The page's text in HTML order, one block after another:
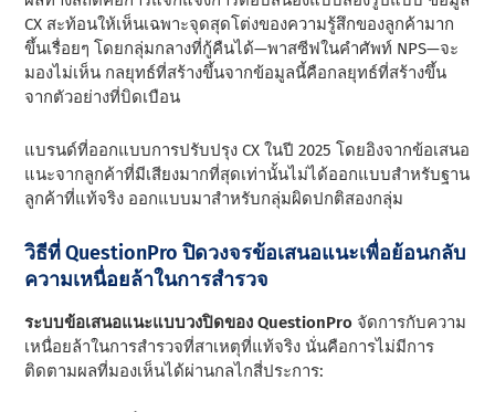
CX สะท้อนให้เห็นเฉพาะจุดสุดโต่งของความรู้สึกของลูกค้ามาก
ขึ้นเรื่อยๆ โดยกลุ่มกลางที่กู้คืนได้—พาสซีฟในคําศัพท์ NPS—จะ
มองไม่เห็น กลยุทธ์ที่สร้างขึ้นจากข้อมูลนี้คือกลยุทธ์ที่สร้างขึ้น
จากตัวอย่างที่บิดเบือน
แบรนด์ที่ออกแบบการปรับปรุง CX ในปี 2025 โดยอิงจากข้อเสนอ
แนะจากลูกค้าที่มีเสียงมากที่สุดเท่านั้นไม่ได้ออกแบบสําหรับฐาน
ลูกค้าที่แท้จริง ออกแบบมาสําหรับกลุ่มผิดปกติสองกลุ่ม
วิธีที่ QuestionPro ปิดวงจรข้อเสนอแนะเพื่อย้อนกลับ
ความเหนื่อยล้าในการสํารวจ
ระบบข้อเสนอแนะแบบวงปิดของ QuestionPro จัดการกับความ
เหนื่อยล้าในการสํารวจที่สาเหตุที่แท้จริง นั่นคือการไม่มีการ
ติดตามผลที่มองเห็นได้ผ่านกลไกสี่ประการ: